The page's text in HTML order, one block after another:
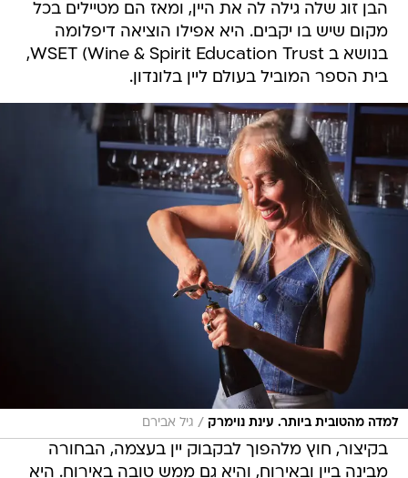
הבן זוג שלה גילה לה את היין, ומאז הם מטיילים בכל
מקום שיש בו יקבים. היא אפילו הוציאה דיפלומה
בנושא ב WSET (Wine & Spirit Education Trust,
בית הספר המוביל בעולם ליין בלונדון.
למדה מהטובית ביותר. עינת נוימרק / גיל אבירם
בקיצור, חוץ מלהפוך לבקבוק יין בעצמה, הבחורה
מבינה ביין ובאירוח, והיא גם ממש טובה באירוח. היא